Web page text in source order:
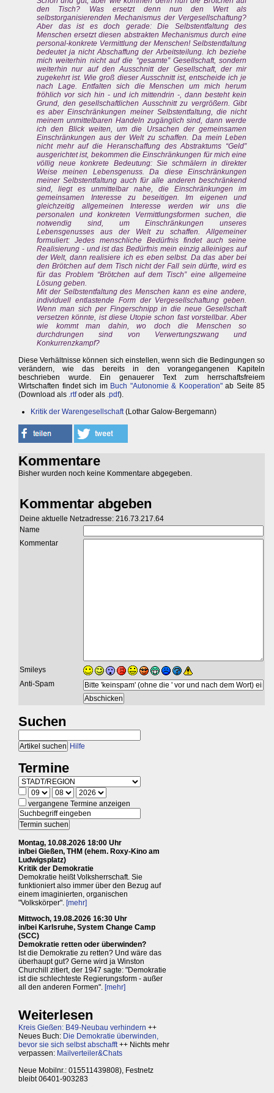
den Tisch? Was ersetzt denn nun den Wert als
selbstorganisierenden Mechanismus der Vergesellschaftung?
Aber das ist es doch gerade: Die Selbstentfaltung des
Menschen ersetzt diesen abstrakten Mechanismus durch eine
personal-konkrete Vermittlung der Menschen! Selbstentfaltung
bedeutet ja nicht Abschaffung der Arbeitsteilung. Ich beziehe
mich weiterhin nicht auf die “gesamte” Gesellschaft, sondern
weiterhin nur auf den Ausschnitt der Gesellschaft, der mir
zugekehrt ist. Wie groß dieser Ausschnitt ist, entscheide ich je
nach Lage. Entfalten sich die Menschen um mich herum
fröhlich vor sich hin - und ich mittendrin -, dann besteht kein
Grund, den gesellschaftlichen Ausschnitt zu vergrößern. Gibt
es aber Einschränkungen meiner Selbstentfaltung, die nicht
meinem unmittelbaren Handeln zugänglich sind, dann werde
ich den Blick weiten, um die Ursachen der gemeinsamen
Einschränkungen aus der Welt zu schaffen. Da mein Leben
nicht mehr auf die Heranschaffung des Abstraktums “Geld”
ausgerichtet ist, bekommen die Einschränkungen für mich eine
völlig neue konkrete Bedeutung: Sie schmälern in direkter
Weise meinen Lebensgenuss. Da diese Einschränkungen
meiner Selbstentfaltung auch für alle anderen beschränkend
sind, liegt es unmittelbar nahe, die Einschränkungen im
gemeinsamen Interesse zu beseitigen. Im eigenen und
gleichzeitig allgemeinen Interesse werden wir uns die
personalen und konkreten Vermittlungsformen suchen, die
notwendig sind, um Einschränkungen unseres
Lebensgenusses aus der Welt zu schaffen. Allgemeiner
formuliert: Jedes menschliche Bedürfnis findet auch seine
Realisierung - und ist das Bedürfnis mein einzig alleiniges auf
der Welt, dann realisiere ich es eben selbst. Da das aber bei
den Brötchen auf dem Tisch nicht der Fall sein dürfte, wird es
für das Problem “Brötchen auf dem Tisch” eine allgemeine
Lösung geben.
Mit der Selbstentfaltung des Menschen kann es eine andere,
individuell entlastende Form der Vergesellschaftung geben.
Wenn man sich per Fingerschnipp in die neue Gesellschaft
versetzen könnte, ist diese Utopie schon fast vorstellbar. Aber
wie kommt man dahin, wo doch die Menschen so
durchdrungen sind von Verwertungszwang und
Konkurrenzkampf?
Diese Verhältnisse können sich einstellen, wenn sich die Bedingungen so
verändern, wie das bereits in den vorangegangenen Kapiteln
beschrieben wurde. Ein genauerer Text zum herrschaftsfreiem
Wirtschaften findet sich im Buch "Autonomie & Kooperation"ab Seite 85
(Download als .rtfoder als .pdf).
Kritik der Warengesellschaft(Lothar Galow-Bergemann)
Kommentare
Bisher wurden noch keine Kommentare abgegeben.
Kommentar abgeben
Deine aktuelle Netzadresse: 216.73.217.64
Name
Kommentar
Smileys
Anti-Spam
Suchen
Hilfe
Termine
vergangene Termine anzeigen
Montag, 10.08.2026 18:00 Uhr
in/bei Gießen, THM (ehem. Roxy-Kino am
Ludwigsplatz)
Kritik der Demokratie
Demokratie heißt Volksherrschaft. Sie
funktioniert also immer über den Bezug auf
einem imaginierten, organischen
"Volkskörper". [mehr]
Mittwoch, 19.08.2026 16:30 Uhr
in/bei Karlsruhe, System Change Camp
(SCC)
Demokratie retten oder überwinden?
Ist die Demokratie zu retten? Und wäre das
überhaupt gut? Gerne wird ja Winston
Churchill zitiert, der 1947 sagte: "Demokratie
ist die schlechteste Regierungsform - außer
all den anderen Formen". [mehr]
Weiterlesen
Kreis Gießen: B49-Neubau verhindern ++
Neues Buch: Die Demokratie überwinden,
bevor sie sich selbst abschafft++ Nichts mehr
verpassen: Mailverteiler&Chats
Neue Mobilnr.: 015511439808), Festnetz
bleibt 06401-903283